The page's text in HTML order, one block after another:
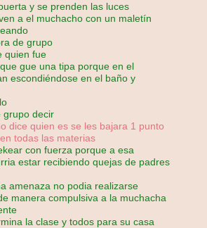
y se prenden las luces
a el muchacho con un maletín
de grupo
quien fue
gue una tipa porque en el
escondiéndose en el baño y
grupo decir
dice quien es se les bajara 1 punto
todas las materias
con fuerza porque a esa
estar recibiendo quejas de padres
amenaza no podia realizarse
manera compulsiva a la muchacha
la clase y todos para su casa